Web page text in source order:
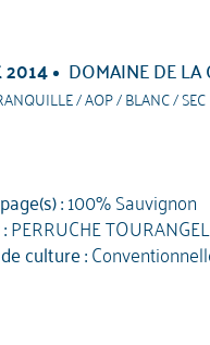
2014 DOMAINE DE LA
/ AOP / BLANC / SEC
:100% Sauvignon
PERRUCHE
culture :